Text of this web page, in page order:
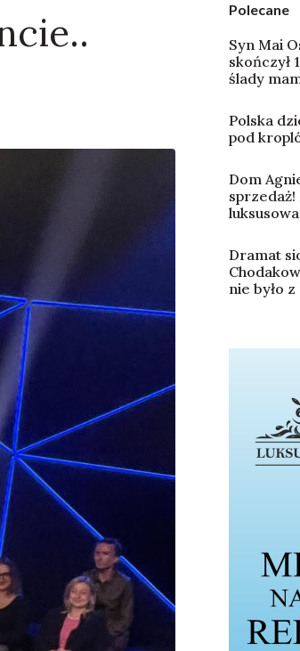
Polecane
Syn Mai
skończył
ślady
Polska
pod
Dom
Dramat
nie było